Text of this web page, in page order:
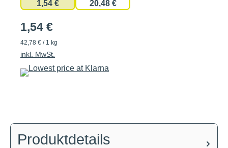
1,54 € 20,48 €
1,54 €
42,78 € / 1 kg
inkl. MwSt.
Produktdetails